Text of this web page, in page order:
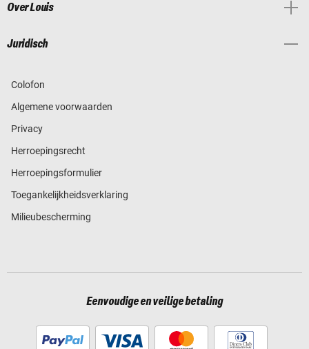
Over Louis
Juridisch
Colofon
Algemene voorwaarden
Privacy
Herroepingsrecht
Herroepingsformulier
Toegankelijkheidsverklaring
Milieubescherming
Eenvoudige en veilige betaling